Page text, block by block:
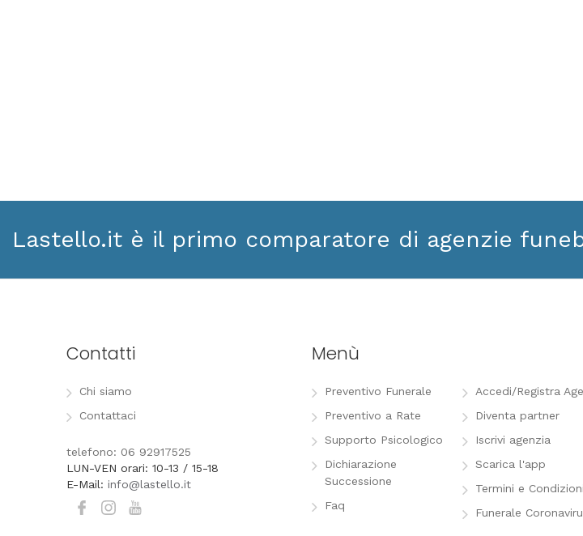
Lastello.it è il primo comparatore di agenzie
Contatti
Chi siamo
Contattaci
telefono: 06 92917525
LUN-VEN orari: 10-13 / 15-18
E-Mail: info@lastello.it
Menù
Preventivo Funerale
Preventivo a Rate
Supporto Psicologico
Dichiarazione
Successione
Faq
Accedi/Registra
Diventa partner
Iscrivi agenzia
Scarica l'app
Termini e Condizioni
Funerale